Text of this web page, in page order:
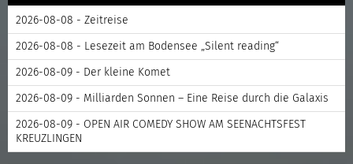
2026-08-08 - Zeitreise
2026-08-08 - Lesezeit am Bodensee „Silent reading“
2026-08-09 - Der kleine Komet
2026-08-09 - Milliarden Sonnen – Eine Reise durch die Galaxis
2026-08-09 - OPEN AIR COMEDY SHOW AM SEENACHTSFEST
KREUZLINGEN